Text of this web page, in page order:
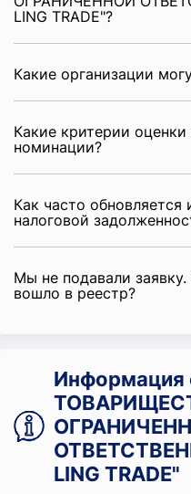
LING TRADE"?
Какие организации
Какие критерии
номинации?
Как часто
налоговой
Мы не подавали
вошло в реестр?
Информация
LING TRADE"